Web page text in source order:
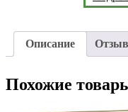
Описание
Похожие